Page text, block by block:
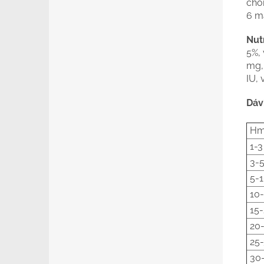
6
IU,
1-3
3-5
5-